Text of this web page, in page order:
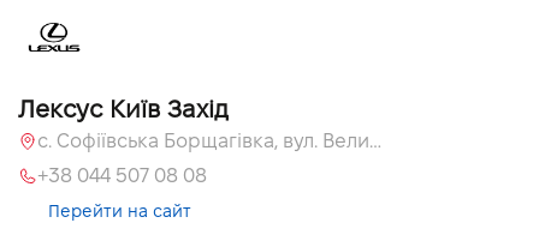
Лексус Київ Захід
с. Софіївська Борщагівка, вул. Велика Кільцева, 58
+38 044 507 08 08
Перейти на сайт